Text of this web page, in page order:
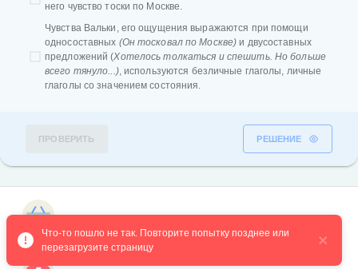
него чувство тоски по Москве.
Чувства Вальки, его ощущения выражаются при помощи
односоставных (Он тосковал по Москве) и двусоставных
предложений (Хотелось толкаться и спешить. Но больше
всего тянуло...), используются безличные глаголы, личные
глаголы со значением состояния.
ПРОВЕРИТЬ РЕШЕНИЕ
2 вопрос№1229
Что-то пошло не так. Повторите попытку позднее или
перезагрузите страницу